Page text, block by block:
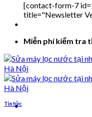
[contact-form-7
title="Newsletter
Miễn phí kiểm tra
Tin tức